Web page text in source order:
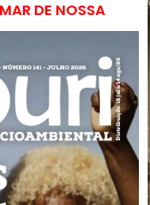
DE NOSSA